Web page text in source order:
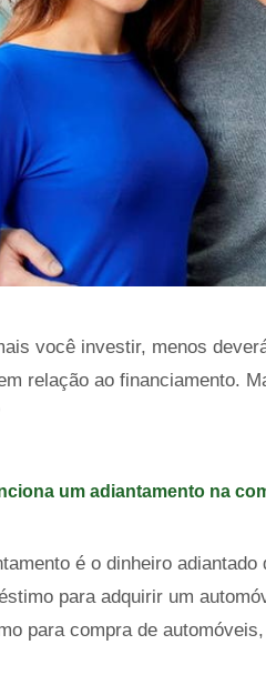
você investir, menos
relação ao financiamento.
um adiantamento na
é o dinheiro
para adquirir um
para compra de